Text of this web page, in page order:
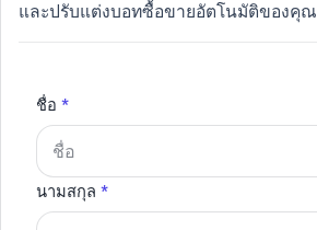
และปรับแต่งบอทซื้อขายอัตโนมัติของคุณ
ชื่อ *
นามสกุล *